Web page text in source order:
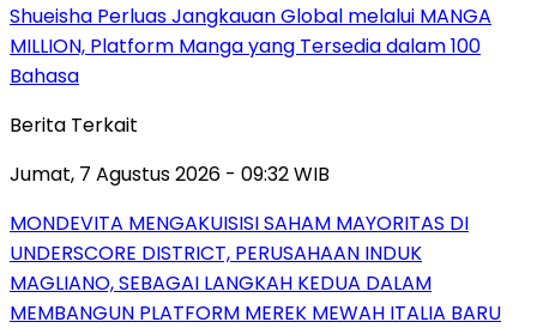
Shueisha Perluas Jangkauan Global melalui MANGA
MILLION, Platform Manga yang Tersedia dalam 100
Bahasa
Berita Terkait
Jumat, 7 Agustus 2026 - 09:32 WIB
MONDEVITA MENGAKUISISI SAHAM MAYORITAS DI
UNDERSCORE DISTRICT, PERUSAHAAN INDUK
MAGLIANO, SEBAGAI LANGKAH KEDUA DALAM
MEMBANGUN PLATFORM MEREK MEWAH ITALIA BARU